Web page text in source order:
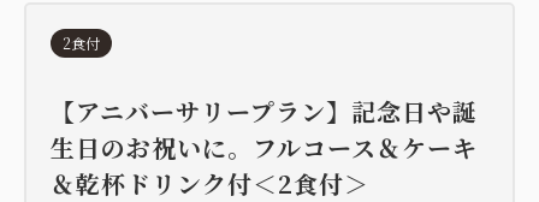
2食付
【アニバーサリープラン】記念日や誕
生日のお祝いに。フルコース＆ケーキ
＆乾杯ドリンク付＜2食付＞